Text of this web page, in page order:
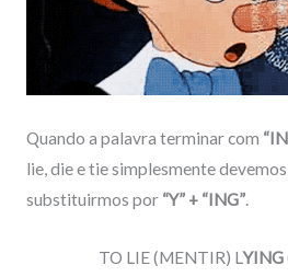
Quando a palavra terminar com
lie, die e tie simplesmente
substituirmos por “Y” + “ING”.
TO LIE (MENTIR) LYING